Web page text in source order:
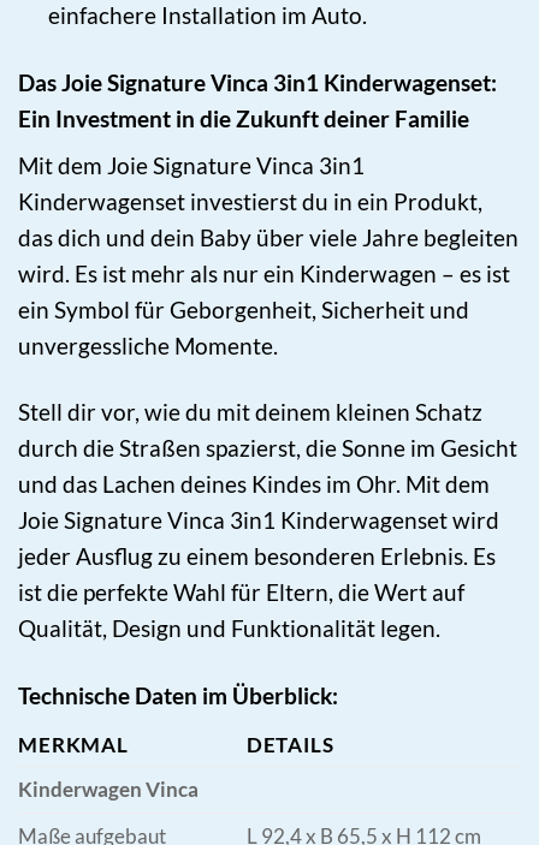
einfachere Installation im Auto.
Das Joie Signature Vinca 3in1 Kinderwagenset:
Ein Investment in die Zukunft deiner Familie
Mit dem Joie Signature Vinca 3in1
Kinderwagenset investierst du in ein Produkt,
das dich und dein Baby über viele Jahre begleiten
wird. Es ist mehr als nur ein Kinderwagen – es ist
ein Symbol für Geborgenheit, Sicherheit und
unvergessliche Momente.
Stell dir vor, wie du mit deinem kleinen Schatz
durch die Straßen spazierst, die Sonne im Gesicht
und das Lachen deines Kindes im Ohr. Mit dem
Joie Signature Vinca 3in1 Kinderwagenset wird
jeder Ausflug zu einem besonderen Erlebnis. Es
ist die perfekte Wahl für Eltern, die Wert auf
Qualität, Design und Funktionalität legen.
Technische Daten im Überblick:
MERKMAL
DETAILS
Kinderwagen Vinca
Maße aufgebaut
L 92,4 x B 65,5 x H 112 cm